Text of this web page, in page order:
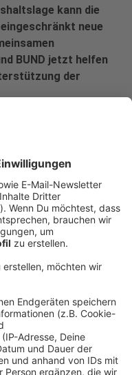
kann die
neue
BUND jetzt helfen
der
Geld für neue
BUND haben eine
Unter dem
Bürgerinnen
spenden. Die
für